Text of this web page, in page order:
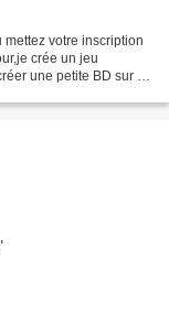
mettez votre inscription
crée un jeu
une petite BD sur le